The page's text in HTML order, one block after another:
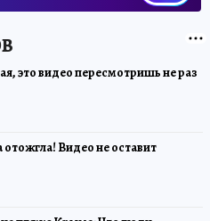
это видео пересмотришь не раз
отожгла! Видео не оставит